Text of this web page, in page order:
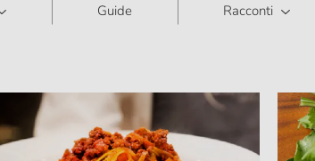
Guide Racconti